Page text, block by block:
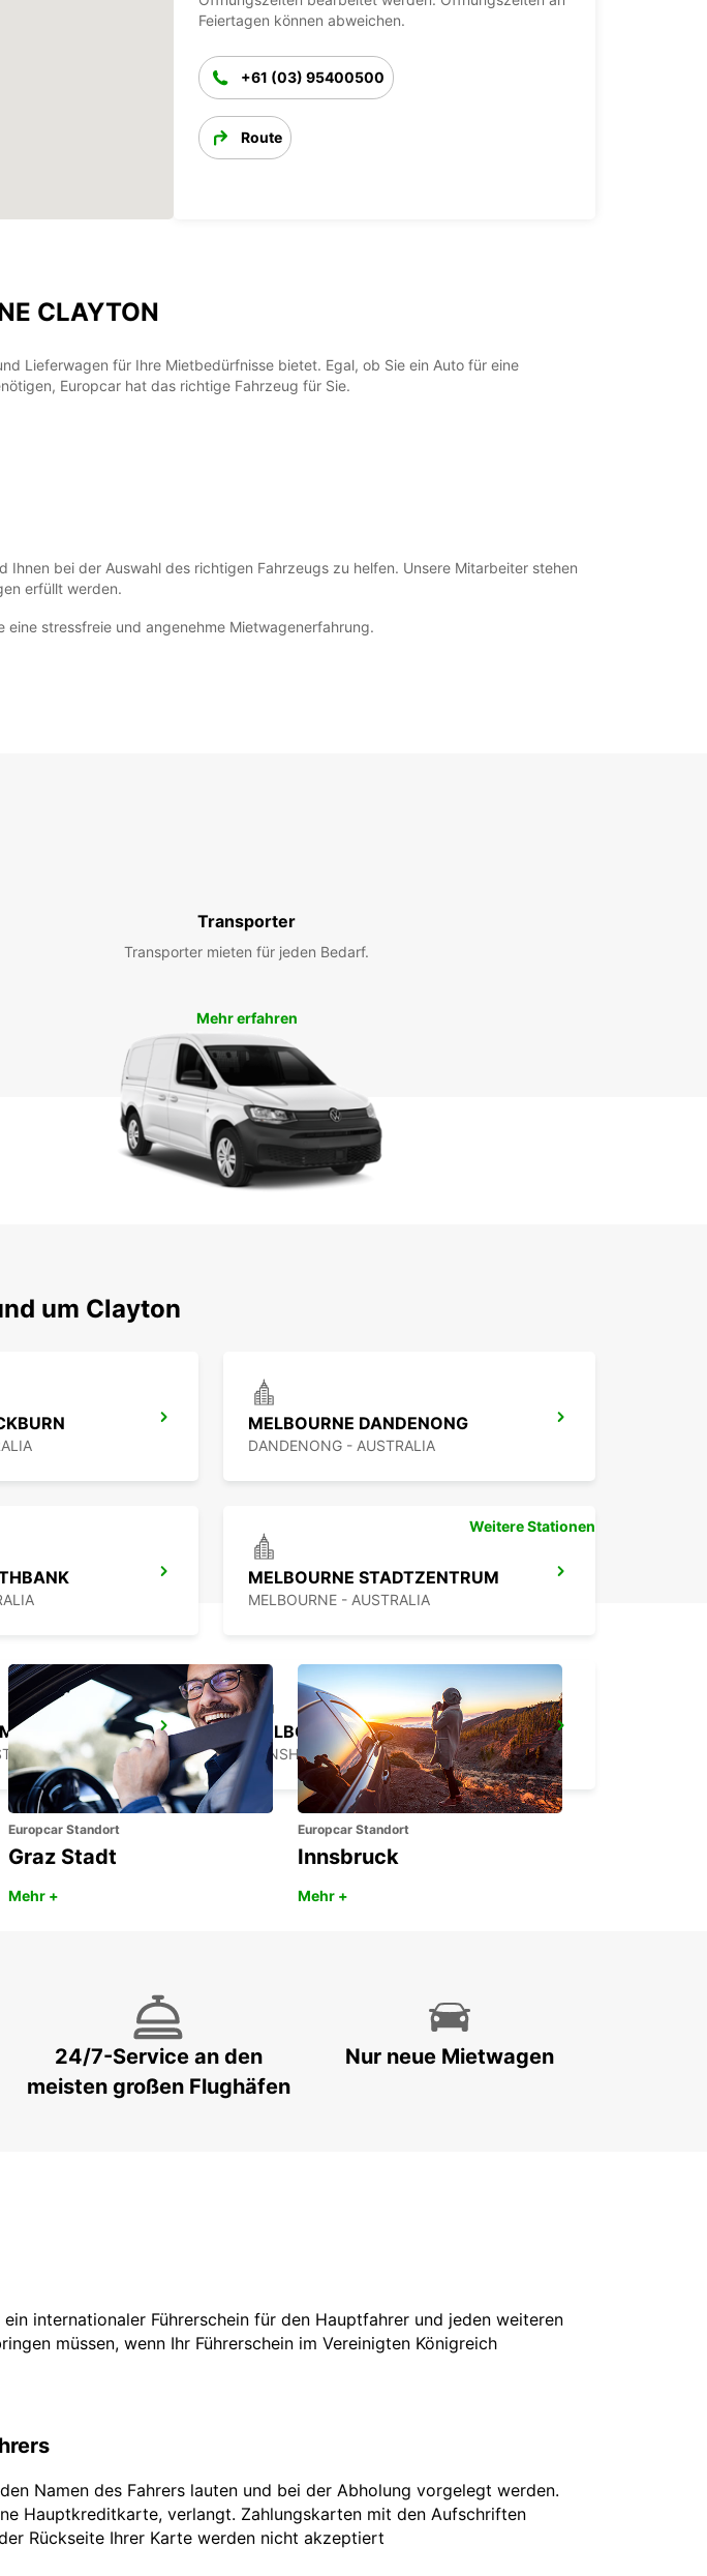
Feiertagen können abweichen.
+61 (03) 95400500
Route
CLAYTON
Lieferwagen für Ihre Mietbedürfnisse bietet. Egal, ob Sie ein Auto für eine
Europcar hat das richtige Fahrzeug für Sie.
bei der Auswahl des richtigen Fahrzeugs zu helfen. Unsere Mitarbeiter stehen
erfüllt werden.
stressfreie und angenehme Mietwagenerfahrung.
Transporter
Transporter mieten für jeden Bedarf.
Mehr erfahren
um Clayton
MELBOURNE DANDENONG
DANDENONG - AUSTRALIA
MELBOURNE STADTZENTRUM
MELBOURNE - AUSTRALIA
MELBOURNE SUNSHINE WEST
SUNSHINE WEST - AUSTRALIA
Weitere Stationen
Europcar Standort
Graz Stadt
Mehr +
Europcar Standort
Innsbruck
Mehr +
24/7-Service an den
meisten großen Flughäfen
Nur neue Mietwagen
internationaler Führerschein für den Hauptfahrer und jeden weiteren
müssen, wenn Ihr Führerschein im Vereinigten Königreich
Namen des Fahrers lauten und bei der Abholung vorgelegt werden.
Hauptkreditkarte, verlangt. Zahlungskarten mit den Aufschriften
Rückseite Ihrer Karte werden nicht akzeptiert